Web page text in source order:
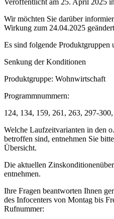
Wir möchten Sie darüber
Wirkung zum 24.04.2025
Es sind folgende Produktgruppen
Senkung der Konditionen
Produktgruppe: Wohnwirtschaft
Programmnummern:
124, 134, 159, 261, 263, 297-
Welche Laufzeitvarianten in den
betroffen sind, entnehmen Sie
Übersicht.
Die aktuellen
entnehmen.
Ihre Fragen beantworten Ihnen
des Infocenters von Montag bis
Rufnummer: